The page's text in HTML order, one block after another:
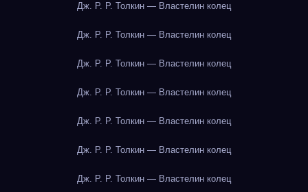
Дж. Р. Р. Толкин — Властелин колец
Дж. Р. Р. Толкин — Властелин колец
Дж. Р. Р. Толкин — Властелин колец
Дж. Р. Р. Толкин — Властелин колец
Дж. Р. Р. Толкин — Властелин колец
Дж. Р. Р. Толкин — Властелин колец
Дж. Р. Р. Толкин — Властелин колец